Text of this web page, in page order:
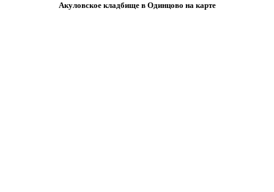
Акуловское кладбище в Одинцово на карте